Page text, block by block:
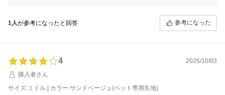
1人が参考になったと回答 参考になった
4
2025/10/03
購入者さん
サイズ:ミドル | カラー:サンドベージュ(ペット専用生地)